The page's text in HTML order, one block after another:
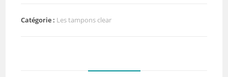
Aout
Catégorie : Les tampons clear